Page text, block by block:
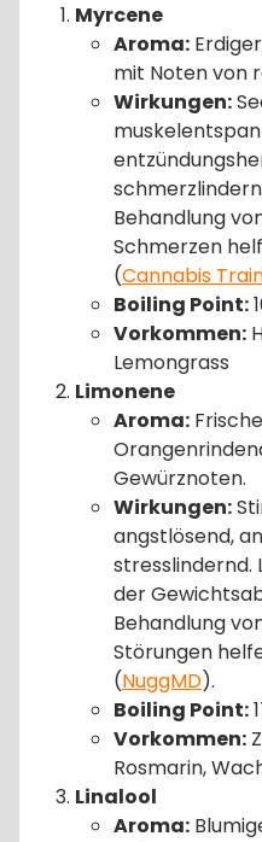
Myrcene
Aroma:
mit Noten von
Wirkungen:
Behandlung
Schmerzen
(Cannabis
Boiling Point:
Vorkommen:
Lemongrass
Limonene
Aroma:
Gewürznoten.
Wirkungen:
angstlösend,
stresslindernd.
der
Behandlung
Störungen
(NuggMD)​.
Boiling Point:
Vorkommen:
Rosmarin,
Linalool
Aroma: